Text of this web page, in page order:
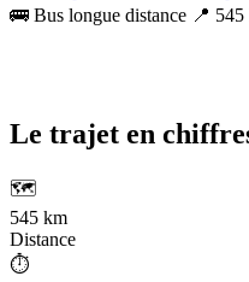
🚌 Bus longue distance 📍
Le trajet en
🗺️
545 km
Distance
⏱️